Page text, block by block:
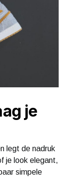
je
legt de nadruk
je look elegant,
simpele